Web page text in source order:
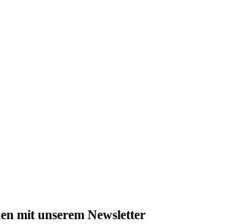
mit unserem Newsletter